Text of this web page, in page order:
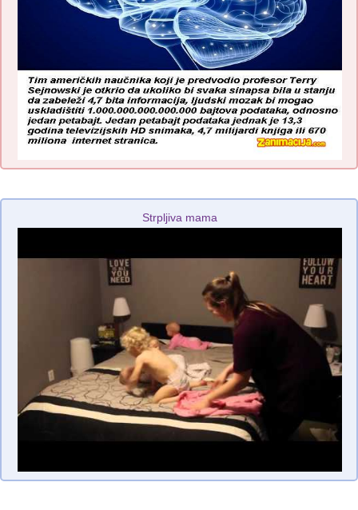
Strpljiva mama